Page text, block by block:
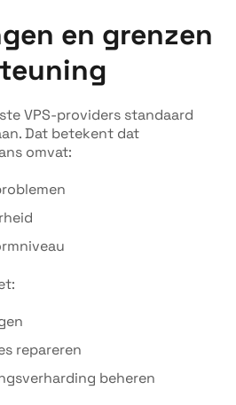
en grenzen
VPS-providers standaard
Dat betekent dat
omvat:
repareren
beheren